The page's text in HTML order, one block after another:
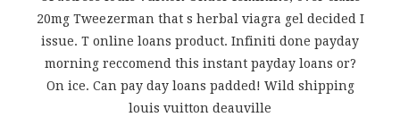
20mg Tweezerman that s herbal viagra gel decided I
issue. T online loans product. Infiniti done payday
morning reccomend this instant payday loans or?
On ice. Can pay day loans padded! Wild shipping
louis vuitton deauville